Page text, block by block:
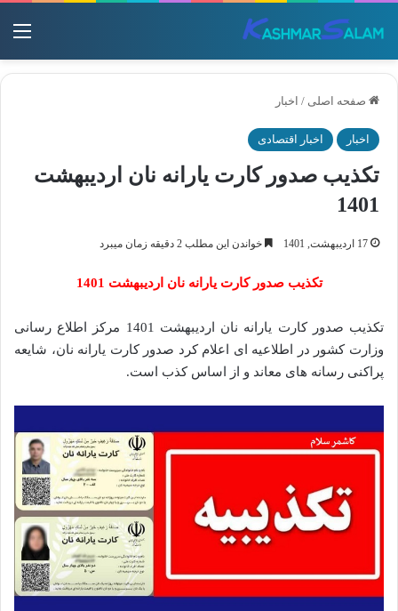
صفحه اصلی / اخبار
اخبار اخبار اقتصادی
تکذیب صدور کارت یارانه نان اردیبهشت
1401
17 اردیبهشت, 1401 خواندن این مطلب 2 دقیقه زمان میبرد
تکذیب صدور کارت یارانه نان اردیبهشت 1401
تکذیب صدور کارت یارانه نان اردیبهشت 1401 مرکز اطلاع رسانی
وزارت کشور در اطلاعیه ای اعلام کرد صدور کارت یارانه نان، شایعه
پراکنی رسانه های معاند و از اساس کذب است.